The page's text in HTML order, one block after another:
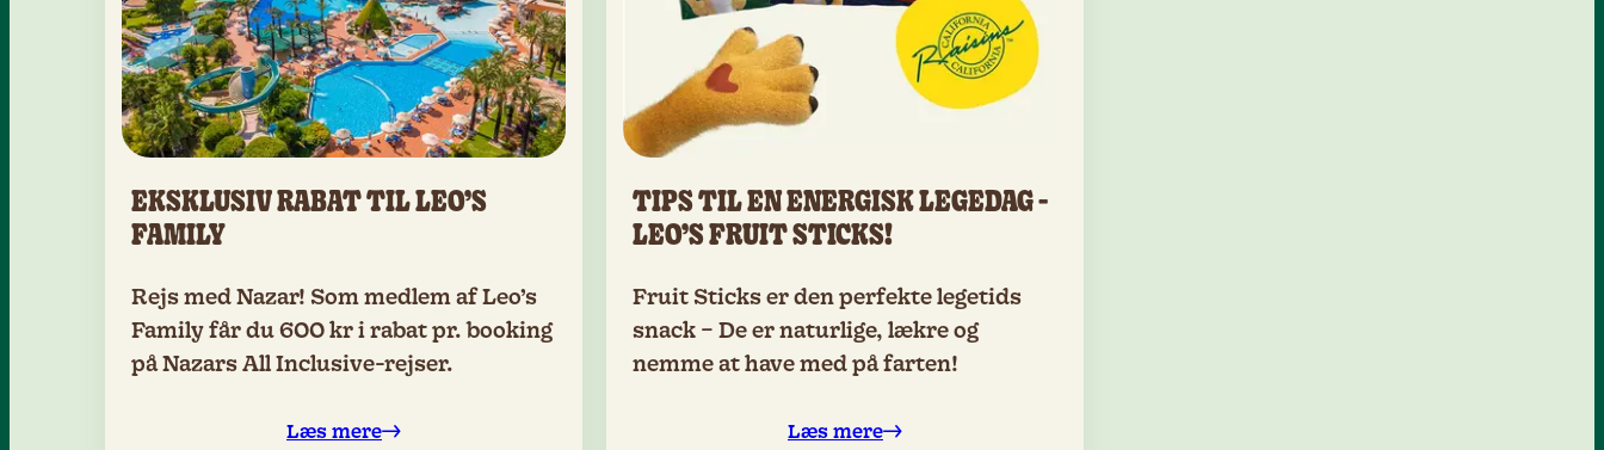
EKSKLUSIV RABAT TIL LEO’S
FAMILY
Rejs med Nazar! Som medlem af Leo’s
Family får du 600 kr i rabat pr. booking
på Nazars All Inclusive-rejser.
Læs mere
TIPS TIL EN ENERGISK LEGEDAG -
LEO’S FRUIT STICKS!
Fruit Sticks er den perfekte legetids
snack – De er naturlige, lækre og
nemme at have med på farten!
Læs mere